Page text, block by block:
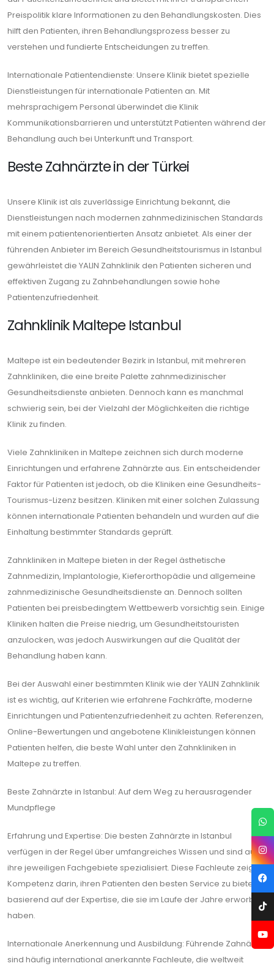
Preispolitik klare Informationen zu den Behandlungskosten. Dies
hilft den Patienten, ihren Behandlungsprozess besser zu
verstehen und fundierte Entscheidungen zu treffen.
Internationale Patientendienste: Unsere Klinik bietet spezielle
Dienstleistungen für internationale Patienten an. Mit
mehrsprachigem Personal überwindet die Klinik
Kommunikationsbarrieren und unterstützt Patienten während der
Behandlung auch bei Unterkunft und Transport.
Beste Zahnärzte in der Türkei
Unsere Klinik ist als zuverlässige Einrichtung bekannt, die
Dienstleistungen nach modernen zahnmedizinischen Standards
mit einem patientenorientierten Ansatz anbietet. Als einer der
führenden Anbieter im Bereich Gesundheitstourismus in Istanbul
gewährleistet die YALIN Zahnklinik den Patienten sicheren und
effektiven Zugang zu Zahnbehandlungen sowie hohe
Patientenzufriedenheit.
Zahnklinik Maltepe Istanbul
Maltepe ist ein bedeutender Bezirk in Istanbul, mit mehreren
Zahnkliniken, die eine breite Palette zahnmedizinischer
Gesundheitsdienste anbieten. Dennoch kann es manchmal
schwierig sein, bei der Vielzahl der Möglichkeiten die richtige
Klinik zu finden.
Viele Zahnkliniken in Maltepe zeichnen sich durch moderne
Einrichtungen und erfahrene Zahnärzte aus. Ein entscheidender
Faktor für Patienten ist jedoch, ob die Kliniken eine Gesundheits-
Tourismus-Lizenz besitzen. Kliniken mit einer solchen Zulassung
können internationale Patienten behandeln und wurden auf die
Einhaltung bestimmter Standards geprüft.
Zahnkliniken in Maltepe bieten in der Regel ästhetische
Zahnmedizin, Implantologie, Kieferorthopädie und allgemeine
zahnmedizinische Gesundheitsdienste an. Dennoch sollten
Patienten bei preisbedingtem Wettbewerb vorsichtig sein. Einige
Kliniken halten die Preise niedrig, um Gesundheitstouristen
anzulocken, was jedoch Auswirkungen auf die Qualität der
Behandlung haben kann.
Bei der Auswahl einer bestimmten Klinik wie der YALIN Zahnklinik
ist es wichtig, auf Kriterien wie erfahrene Fachkräfte, moderne
Einrichtungen und Patientenzufriedenheit zu achten. Referenzen,
Online-Bewertungen und angebotene Klinikleistungen können
Patienten helfen, die beste Wahl unter den Zahnkliniken in
Maltepe zu treffen.
Beste Zahnärzte in Istanbul: Auf dem Weg zu herausragender
Mundpflege
Erfahrung und Expertise: Die besten Zahnärzte in Istanbul
verfügen in der Regel über umfangreiches Wissen und sind auf
ihre jeweiligen Fachgebiete spezialisiert. Diese Fachleute zeigen
Kompetenz darin, ihren Patienten den besten Service zu bieten,
basierend auf der Expertise, die sie im Laufe der Jahre erworben
haben.
Internationale Anerkennung und Ausbildung: Führende Zahnärzte
sind häufig international anerkannte Fachleute, die weltweit